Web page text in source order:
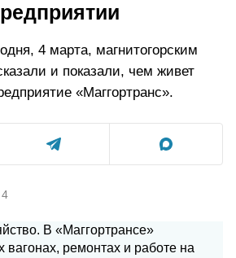
4 марта, магнитогорским
и показали, чем живет
«Маггортранс».
4